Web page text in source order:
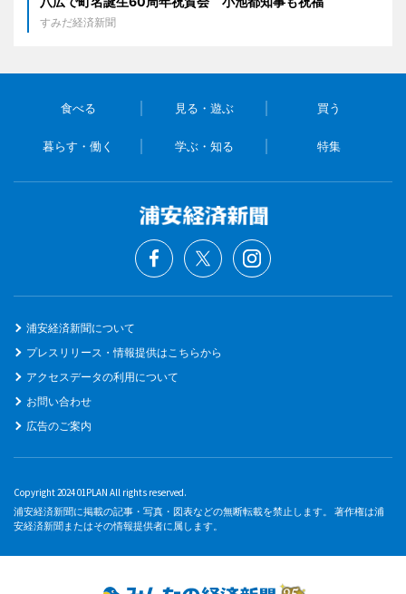
すみだ経済新聞
食べる 見る・遊ぶ 買う
暮らす・働く 学ぶ・知る 特集
浦安経済新聞について
プレスリリース・情報提供はこちらから
アクセスデータの利用について
お問い合わせ
広告のご案内
Copyright 2024 01PLAN All rights reserved.
浦安経済新聞に掲載の記事・写真・図表などの無断転載を禁止します。 著作権は浦
安経済新聞またはその情報提供者に属します。